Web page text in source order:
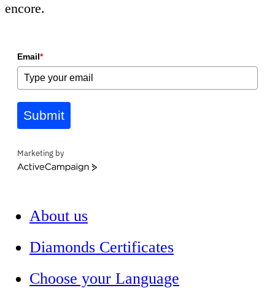
encore.
Email*
Submit
Marketing by
ActiveCampaign
About us
Diamonds Certificates
Choose your Language